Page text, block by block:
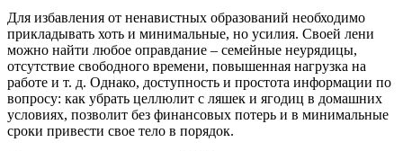
Для избавления от ненавистных образований необходимо
прикладывать хоть и минимальные, но усилия. Своей лени
можно найти любое оправдание – семейные неурядицы,
отсутствие свободного времени, повышенная нагрузка на
работе и т. д. Однако, доступность и простота информации по
вопросу: как убрать целлюлит с ляшек и ягодиц в домашних
условиях, позволит без финансовых потерь и в минимальные
сроки привести свое тело в порядок.